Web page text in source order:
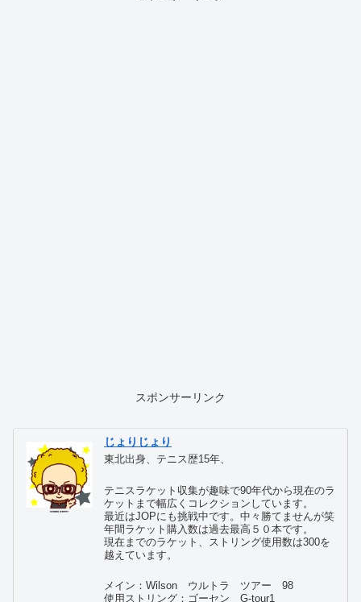
スポンサーリンク
じょりじょり
東北出身、テニス歴15年、
テニスラケット収集が趣味で90年代から現在のラ
ケットまで幅広くコレクションしています。
最近はJOPにも挑戦中です。中々勝てませんが笑
年間ラケット購入数は過去最高５０本です。
現在までのラケット、ストリング使用数は300を
越えています。
メイン：Wilson ウルトラ ツアー 98
使用ストリング：ゴーセン G-tour1